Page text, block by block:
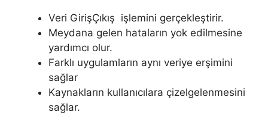
Veri GirişÇıkış işlemini gerçekleştirir.
Meydana gelen hataların yok edilmesine
yardımcı olur.
Farklı uygulamların aynı veriye erşimini
sağlar
Kaynakların kullanıcılara çizelgelenmesini
sağlar.